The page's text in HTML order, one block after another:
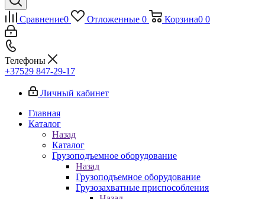
Сравнение0 Отложенные 0 Корзина0 0
Телефоны
+37529 847-29-17‬
Личный кабинет
Главная
Каталог
Назад
Каталог
Грузоподъемное оборудование
Назад
Грузоподъемное оборудование
Грузозахватные приспособления